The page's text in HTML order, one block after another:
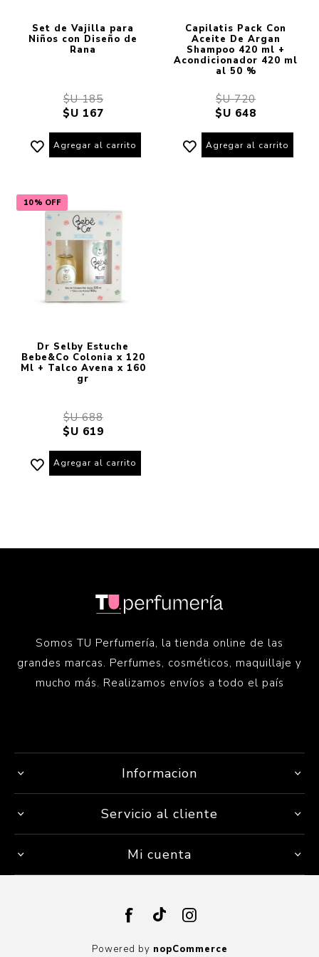
Set de Vajilla para
Niños con Diseño de
Rana
$U 185
$U 167
Agregar al carrito
Capilatis Pack Con
Aceite De Argan
Shampoo 420 ml +
Acondicionador 420 ml
al 50 %
$U 720
$U 648
Agregar al carrito
10% OFF
Dr Selby Estuche
Bebe&Co Colonia x 120
Ml + Talco Avena x 160
gr
$U 688
$U 619
Agregar al carrito
Somos TU Perfumería, la tienda online de las
grandes marcas. Perfumes, cosméticos, maquillaje y
mucho más. Realizamos envíos a todo el país
Informacion
Servicio al cliente
Mi cuenta
Powered by nopCommerce